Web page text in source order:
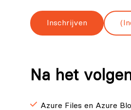
Inschrijven
Na het
Azure Files en Azure